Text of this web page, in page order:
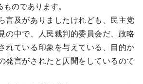
のであります。
言及がありましたけれども、民主党
の中で、人民裁判的委員会だ、政略
れている印象を与えている、目的か
発言がされたと仄聞をしているので